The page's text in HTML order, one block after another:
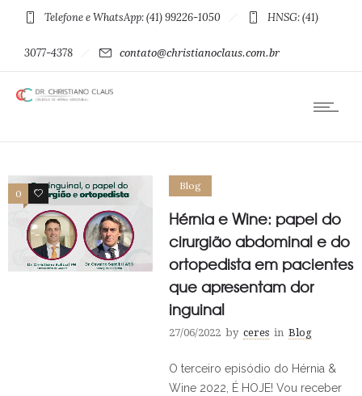
Telefone e WhatsApp: (41) 99226-1050 HNSG: (41)
3077-4378 contato@christianoclaus.com.br
0 0
Blog
Hérnia e Wine: papel do
cirurgião abdominal e do
ortopedista em pacientes
que apresentam dor
inguinal
27/06/2022 by ceres in Blog
O terceiro episódio do Hérnia &
Wine 2022, É HOJE! Vou receber